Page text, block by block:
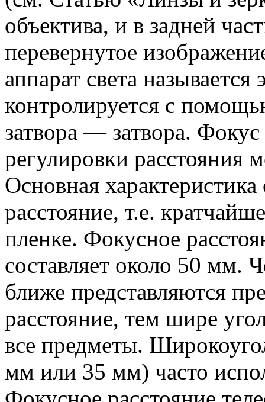
объектива, и в задней
перевернутое
аппарат света
контролируется с
затвора — затвора. Фокус
регулировки расстояния
Основная
расстояние, т.е.
пленке. Фокусное
составляет около 50 мм.
ближе представляются
расстояние, тем шире
все предметы.
мм или 35 мм) часто